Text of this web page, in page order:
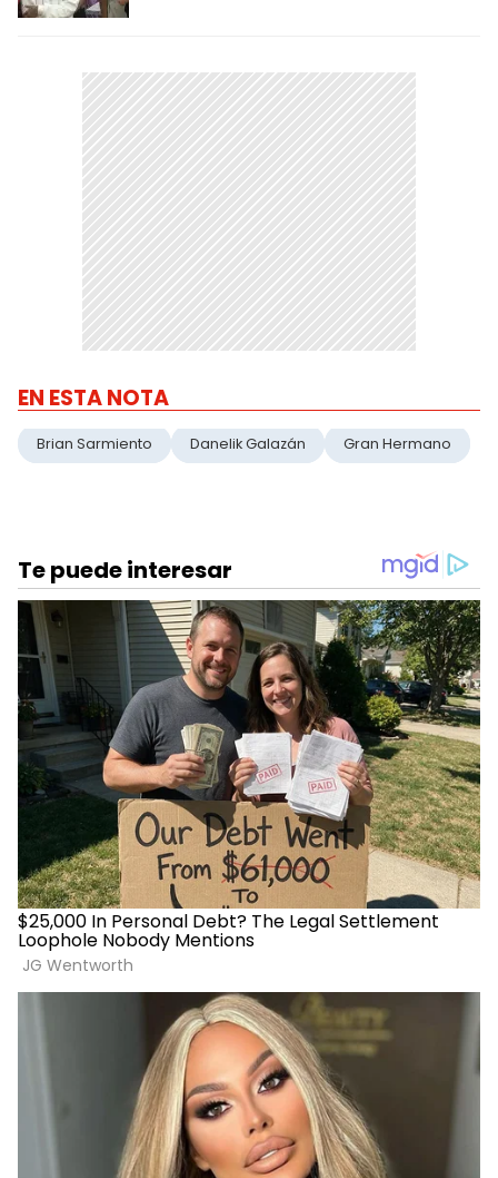
EN ESTA NOTA
Brian Sarmiento Danelik Galazán Gran Hermano